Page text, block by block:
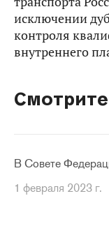
исключении
контроля
внутреннего
В Совете
1 февраля 2023 г.